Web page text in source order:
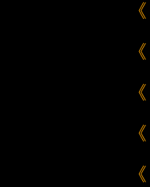
《
《
《
《
《